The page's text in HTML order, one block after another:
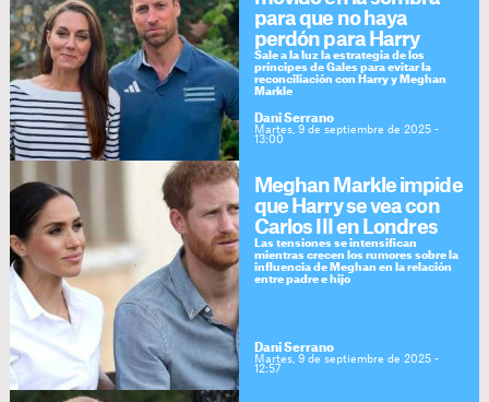
para que no haya
perdón para Harry
Sale a la luz la estrategia de los
príncipes de Gales para evitar la
reconciliación con Harry y Meghan
Markle
Dani Serrano
Martes, 9 de septiembre de 2025 -
13:00
Meghan Markle impide
que Harry se vea con
Carlos III en Londres
Las tensiones se intensifican
mientras crecen los rumores sobre la
influencia de Meghan en la relación
entre padre e hijo
Dani Serrano
Martes, 9 de septiembre de 2025 -
12:57